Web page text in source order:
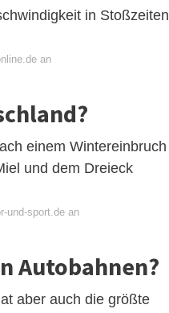
in Stoßzeiten
an
einem Wintereinbruch
und dem Dreieck
und-sport.de an
Autobahnen?
aber auch die größte